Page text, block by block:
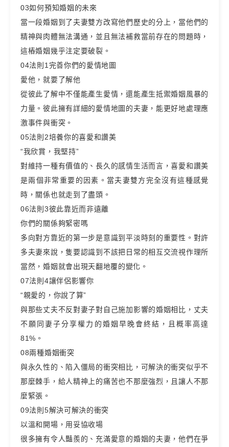
03如何預知婚姻的未來
當一段婚姻到了夫妻雙方改寫他們歷史的分上，當他們的
精神與肉體無法溝通，並且無法補救當前存在的問題時，
這樁婚姻幾乎注定要破裂。
04法則1完善你們的愛情地圖
愛他，就要了解他
從彼此了解中不僅能產生愛情，還能產生抵禦婚姻風暴的
力量。彼此擁有詳細的愛情地圖的夫妻，能更好地處理應
激事件與衝突。
05法則2培養你的喜愛和讚美
“我欣賞，我堅持”
對維持一種有價值的、長久的感情生活而言，喜愛和讚美
是兩個非常重要的因素。當夫妻雙方完全沒有這種感覺
時，關係也就走到了盡頭。
06法則3彼此靠近而非遠離
你們的關係夠緊密嗎
多向對方靠近的第一步是意識到平淡時刻的重要性。對許
多夫妻來說，隻要認識到不該把日常的相互交流視作理所
當然，婚姻就會出現天翻地覆的變化。
07法則4讓伴侶影響你
“親愛的，你說了算”
與那些丈夫不反對妻子對自己施加影響的婚姻相比，丈夫
不願同妻子分享權力的婚姻早晚會終結，且概率高達
81%。
08兩種婚姻衝突
與永久性的、陷入僵局的衝突相比，可解決的衝突似乎不
那麼棘手，給人精神上的痛苦也不那麼強烈，且讓人不那
麼緊張。
09法則5解決可解決的衝突
以溫和開場，用妥協收場
很多擁有令人豔羨的、充滿愛意的婚姻的夫妻，他們在爭